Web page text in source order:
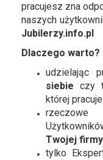
pracujesz zna
naszych
Jubilerzy.info.pl
Dlaczego warto?
udzielając
siebie czy
której
Twojej firmy
tylko